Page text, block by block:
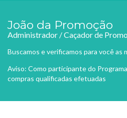
João da Promoção
Administrador / Caçador de
Buscamos e verificamos para você
Aviso: Como participante do
compras qualificadas efetuadas